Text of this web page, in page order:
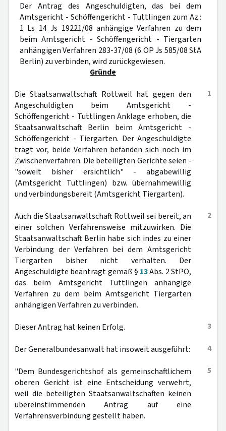
Der Antrag des Angeschuldigten, das bei dem
Amtsgericht - Schöffengericht - Tuttlingen zum Az.:
1 Ls 14 Js 19221/08 anhängige Verfahren zu dem
beim Amtsgericht - Schöffengericht - Tiergarten
anhängigen Verfahren 283-37/08 (6 OP Js 585/08 StA
Berlin) zu verbinden, wird zurückgewiesen.
Gründe
1
Die Staatsanwaltschaft Rottweil hat gegen den
Angeschuldigten beim Amtsgericht -
Schöffengericht - Tuttlingen Anklage erhoben, die
Staatsanwaltschaft Berlin beim Amtsgericht -
Schöffengericht - Tiergarten. Der Angeschuldigte
trägt vor, beide Verfahren befänden sich noch im
Zwischenverfahren. Die beteiligten Gerichte seien -
"soweit bisher ersichtlich" - abgabewillig
(Amtsgericht Tuttlingen) bzw. übernahmewillig
und verbindungsbereit (Amtsgericht Tiergarten).
2
Auch die Staatsanwaltschaft Rottweil sei bereit, an
einer solchen Verfahrensweise mitzuwirken. Die
Staatsanwaltschaft Berlin habe sich indes zu einer
Verbindung der Verfahren bei dem Amtsgericht
Tiergarten bisher nicht verhalten. Der
Angeschuldigte beantragt gemäß § 13Abs. 2 StPO,
das beim Amtsgericht Tuttlingen anhängige
Verfahren zu dem beim Amtsgericht Tiergarten
anhängigen Verfahren zu verbinden.
3
Dieser Antrag hat keinen Erfolg.
4
Der Generalbundesanwalt hat insoweit ausgeführt:
5
"Dem Bundesgerichtshof als gemeinschaftlichem
oberen Gericht ist eine Entscheidung verwehrt,
weil die beteiligten Staatsanwaltschaften keinen
übereinstimmenden Antrag auf eine
Verfahrensverbindung gestellt haben.